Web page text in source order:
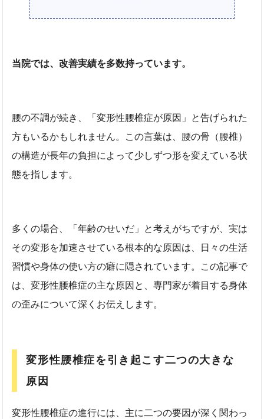
当院では、改善実績を多数持っています。
腰の不調が続き、「変形性腰椎症が原因」と告げられた
方もいるかもしれません。この言葉は、腰の骨（腰椎）
の構造が長年の負担によって少しずつ形を変えている状
態を指します。
多くの場合、「年齢のせいだ」と考えがちですが、実は
その変形を加速させている根本的な原因は、日々の生活
習慣や身体の使い方の癖に隠されています。この記事で
は、変形性腰椎症の主な原因と、専門家が着目する身体
の歪みについて深くお伝えします。
変形性腰椎症を引き起こす二つの大きな
原因
変形性腰椎症の進行には、主に二つの要因が深く関わっ